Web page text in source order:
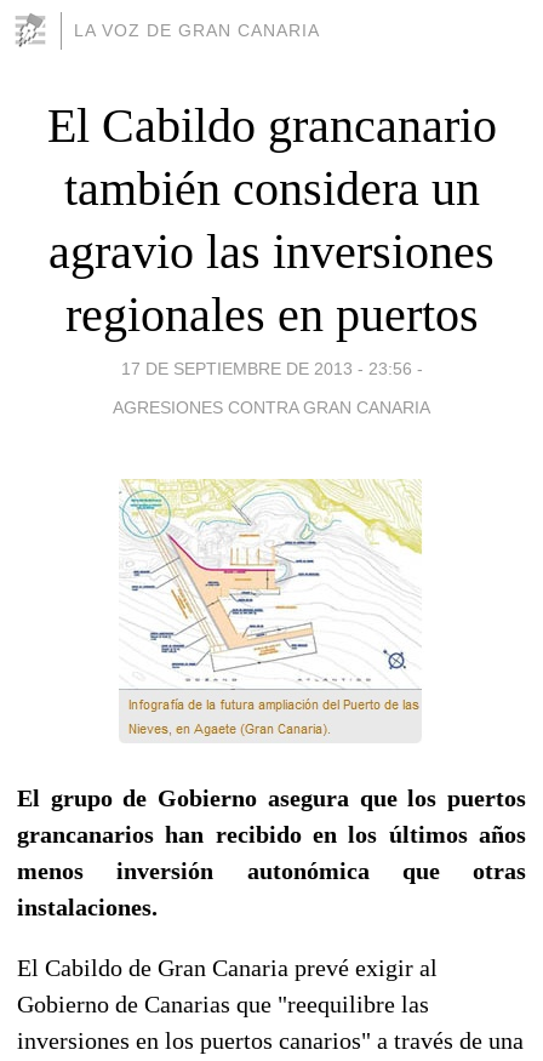
LA VOZ DE GRAN CANARIA
El Cabildo grancanario
también considera un
agravio las inversiones
regionales en puertos
17 DE SEPTIEMBRE DE 2013 - 23:56 -
AGRESIONES CONTRA GRAN CANARIA
El grupo de Gobierno asegura que los puertos
grancanarios han recibido en los últimos años
menos inversión autonómica que otras
instalaciones.
El Cabildo de Gran Canaria prevé exigir al
Gobierno de Canarias que "reequilibre las
inversiones en los puertos canarios" a través de una